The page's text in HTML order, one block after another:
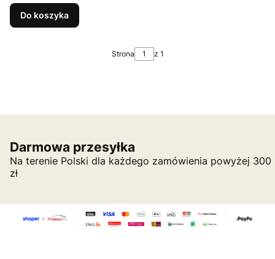
Do koszyka
Strona z 1
Darmowa przesyłka
Na terenie Polski dla każdego zamówienia powyżej 300
zł